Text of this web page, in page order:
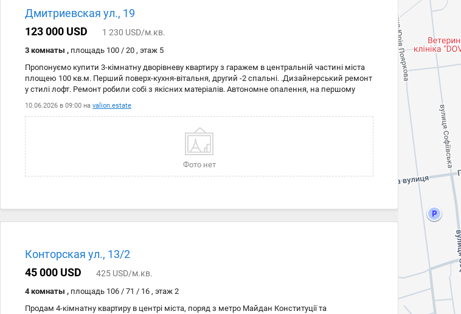
Дмитриевская ул., 19
123 000 USD
1 230 USD/м.кв.
3 комнаты , площадь 100 / 20 , этаж 5
Пропонуємо купити 3-кімнатну дворівневу квартиру з гаражем в центральній частині міста
площею 100 кв.м. Перший поверх-кухня-вітальня, другий -2 спальні. .Дизайнерський ремонт
у стилі лофт. Ремонт робили собі з якісних матеріалів. Автономне опалення, на першому
поверсі тепла підлога. Стіни - декоративна штукатурка, підлога керамограніт, в санвузлі
стіни виготовлені з декоративної шкіри, сантехніка вся французька, 25 років гарантії.
Інверторний кондиціонер на першому поверсі. Сходи виготовлені з натурального дерева-
ясен. Другий поверх повністю екологічний: стіни, підлога та стеля у дереві. У всіх кімнатах
кондиціонери, провідне розведення під інтернет та ТБ. У санвузлі на 2 поверсі плитка.
Встановлено вбудовані шафи, дизайнерське освітлення. Двері «Папа Карло». Встановлено
сигналізацію та відео спостереження. Затишна квартира. Двір закритий.
10.06.2026 в 09:00 на valion.estate
Фото нет
Конторская ул., 13/2
45 000 USD
425 USD/м.кв.
4 комнаты , площадь 106 / 71 / 16 , этаж 2
Продам 4-кімнатну квартиру в центрі міста, поряд з метро Майдан Конституції та